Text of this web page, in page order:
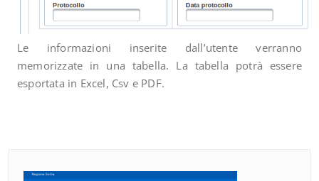
Le informazioni inserite dall’utente verranno
memorizzate in una tabella. La tabella potrà essere
esportata in Excel, Csv e PDF.